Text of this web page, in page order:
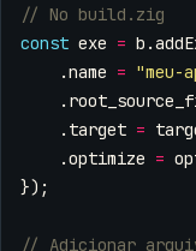
const exe = b .
.name = "meu-
.
. target =
.optimize =
});